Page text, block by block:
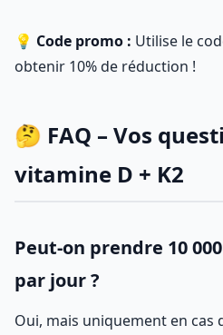
💡 Code promo : Utilise le
obtenir 10% de réduction !
🤔 FAQ – Vos
vitamine D + K2
Peut-on prendre 10
par jour ?
Oui, mais uniquement en cas